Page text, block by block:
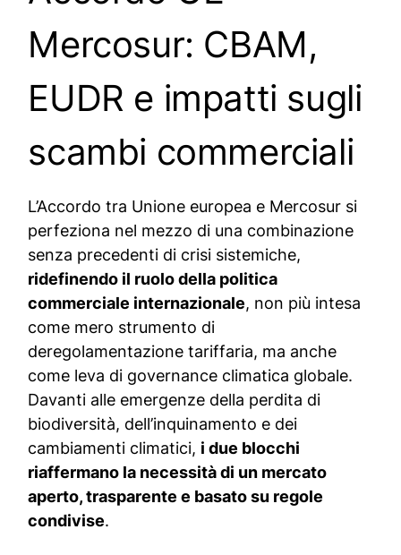
Mercosur: CBAM,
EUDR e impatti sugli
scambi commerciali
L’Accordo tra Unione europea e Mercosur si
perfeziona nel mezzo di una combinazione
senza precedenti di crisi sistemiche,
ridefinendo il ruolo della politica
commerciale internazionale, non più intesa
come mero strumento di
deregolamentazione tariffaria, ma anche
come leva di governance climatica globale.
Davanti alle emergenze della perdita di
biodiversità, dell’inquinamento e dei
cambiamenti climatici, i due blocchi
riaffermano la necessità di un mercato
aperto, trasparente e basato su regole
condivise.